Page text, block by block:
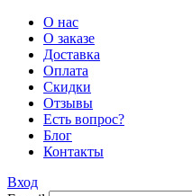
О нас
О заказе
Доставка
Оплата
Скидки
Отзывы
Есть вопрос?
Блог
Контакты
Вход